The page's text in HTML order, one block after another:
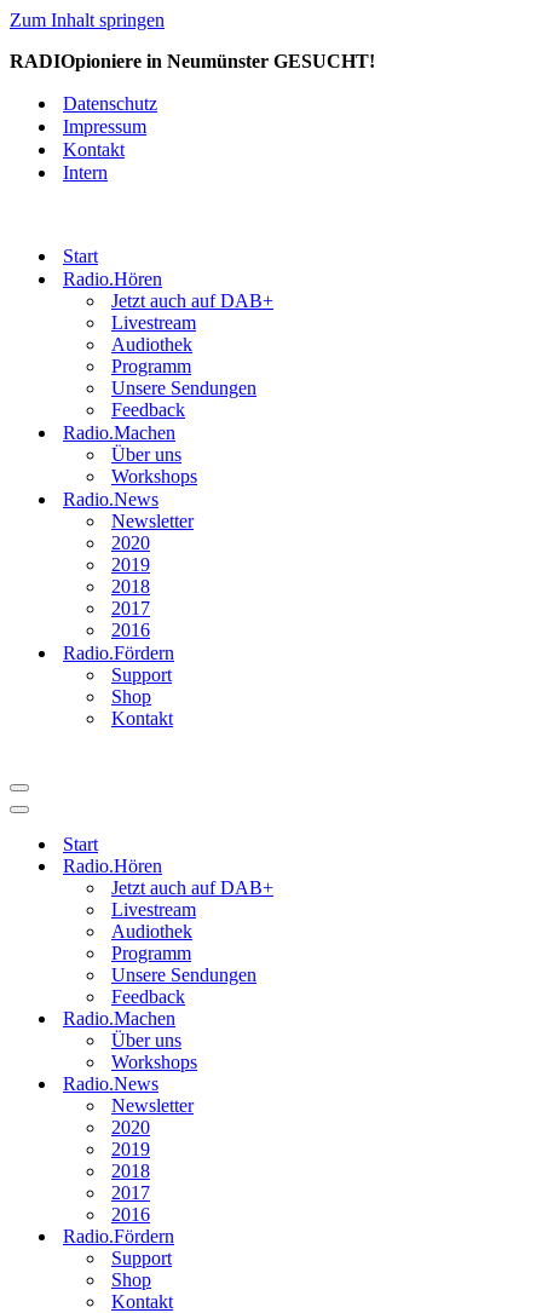
Zum Inhalt springen
RADIOpioniere in Neumünster GESUCHT!
Datenschutz
Impressum
Kontakt
Intern
Start
Radio.Hören
Jetzt auch auf DAB+
Livestream
Audiothek
Programm
Unsere Sendungen
Feedback
Radio.Machen
Über uns
Workshops
Radio.News
Newsletter
2020
2019
2018
2017
2016
Radio.Fördern
Support
Shop
Kontakt
Navigationsmenü
Navigationsmenü
Start
Radio.Hören
Jetzt auch auf DAB+
Livestream
Audiothek
Programm
Unsere Sendungen
Feedback
Radio.Machen
Über uns
Workshops
Radio.News
Newsletter
2020
2019
2018
2017
2016
Radio.Fördern
Support
Shop
Kontakt